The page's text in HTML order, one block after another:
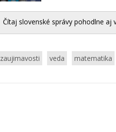
Čítaj slovenské správy pohodlne aj
zaujimavosti veda matematika